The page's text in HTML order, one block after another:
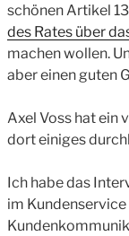
schönen Artikel 13
des Rates über
machen wollen.
aber einen guten
Axel Voss hat ein
dort einiges
Ich habe das
im